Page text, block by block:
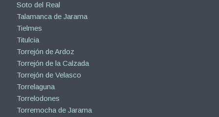
Soto del Real
Talamanca de Jarama
Tielmes
Titulcia
Torrejón de Ardoz
Torrejón de la Calzada
Torrejón de Velasco
Torrelaguna
Torrelodones
Torremocha de Jarama